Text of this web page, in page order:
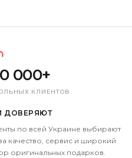
000+
КЛИЕНТОВ
ДОВЕРЯЮТ
по всей Украине выбирают
качество, сервис и широкий
оригинальных подарков.